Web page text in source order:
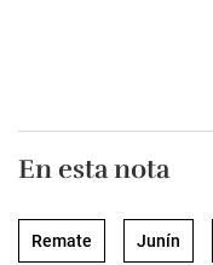
En esta nota
Remate Junín